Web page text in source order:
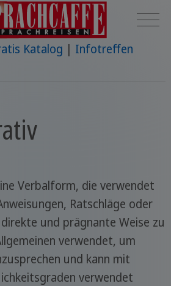
Katalog Infotreffen
Verbalform, die verwendet
Ratschläge oder
und prägnante Weise zu
verwendet, um
und kann mit
verwendet